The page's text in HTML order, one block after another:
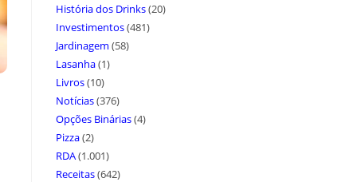
História dos Drinks(20)
Investimentos(481)
Jardinagem (58)
Lasanha(1)
Livros(10)
Notícias(376)
Opções Binárias(4)
Pizza(2)
RDA(1.001)
Receitas(642)